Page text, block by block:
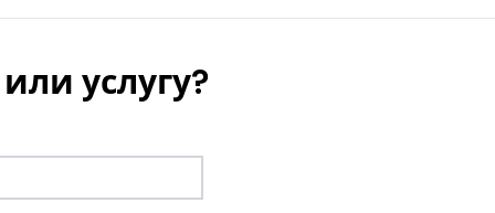
услугу?